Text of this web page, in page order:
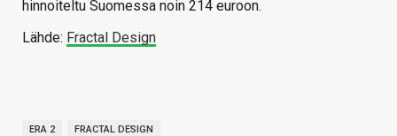
hinnoiteltu Suomessa noin 214 euroon.
Lähde: Fractal Design
ERA 2 FRACTAL DESIGN